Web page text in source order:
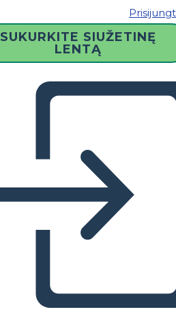
SUKURKITE SIUŽETINĘ
LENTĄ